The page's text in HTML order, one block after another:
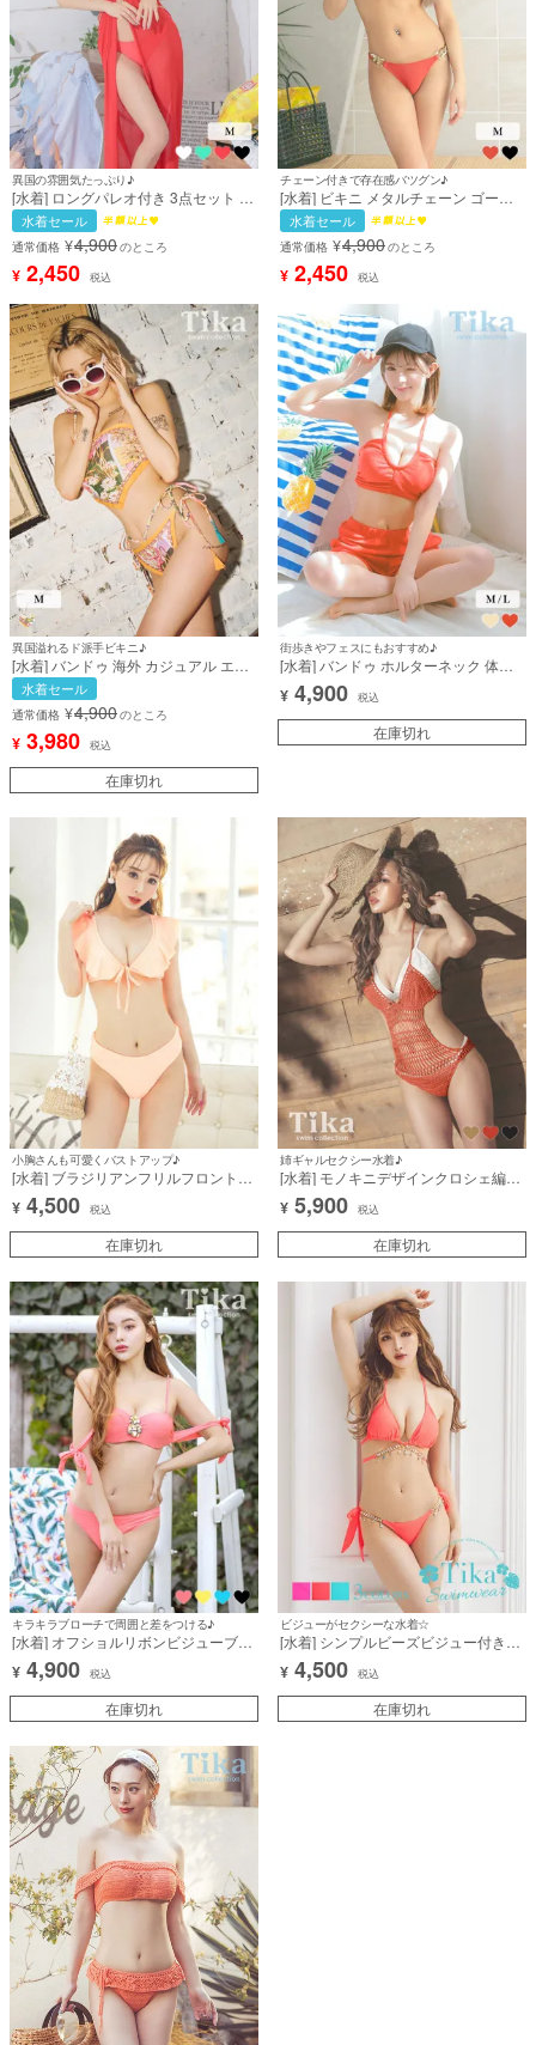
異国の雰囲気たっぷり♪
[水着] ロングパレオ付き 3点セット 体
型カバー チェーンベルト ホルターネ
ック インポート風 セクシー 赤 レッド
三角ビキニ (ゆんころ着用) [tk-
swy016d]
水着セール
通常価格 ¥4,900のところ
¥ 2,450 税込
チェーン付きで存在感バツグン♪
[水着] ビキニ メタルチェーン ゴール
ドチェーン 三角ビキニ ホルターネッ
ク セクシー 盛れる ギャル ワンカラー
無地 オレンジ テラコッタ 紐ビキニ ブ
ラジリアン風 フェス ダンス衣装 (あ
いみ着用) [tk-swyqm2249a]
水着セール
通常価格 ¥4,900のところ
¥ 2,450 税込
異国溢れるド派手ビキニ♪
[水着] バンドゥ 海外 カジュアル エス
ニック ギャル オレンジ ヴィンテージ
スカーフ柄 ビジュー ビキニ (PyunA
着用) [tk-swjf8005]
水着セール
通常価格 ¥4,900のところ
¥ 3,980 税込
在庫切れ
街歩きやフェスにもおすすめ♪
[水着] バンドゥ ホルターネック 体型
カバー パイル ハイウエスト ショート
パンツ 韓国風 タンキニ ビキニ (聖菜
着用) [tk-sw2151b]
¥ 4,900 税込
在庫切れ
小胸さんも可愛くバストアップ♪
[水着] ブラジリアンフリルフロントリ
ボンガーリータンキニ
¥ 4,500 税込
在庫切れ
姉ギャルセクシー水着♪
[水着] モノキニデザインクロシェ編み
ギャルビキニ
¥ 5,900 税込
在庫切れ
キラキラブローチで周囲と差をつける♪
[水着] オフショルリボンビジューブロ
ーチ付きセクシーブラジリアンバンド
ゥビキニ
¥ 4,900 税込
在庫切れ
ビジューがセクシーな水着☆
[水着] シンプルビーズビジュー付きセ
クシー三角ビキニ
¥ 4,500 税込
在庫切れ